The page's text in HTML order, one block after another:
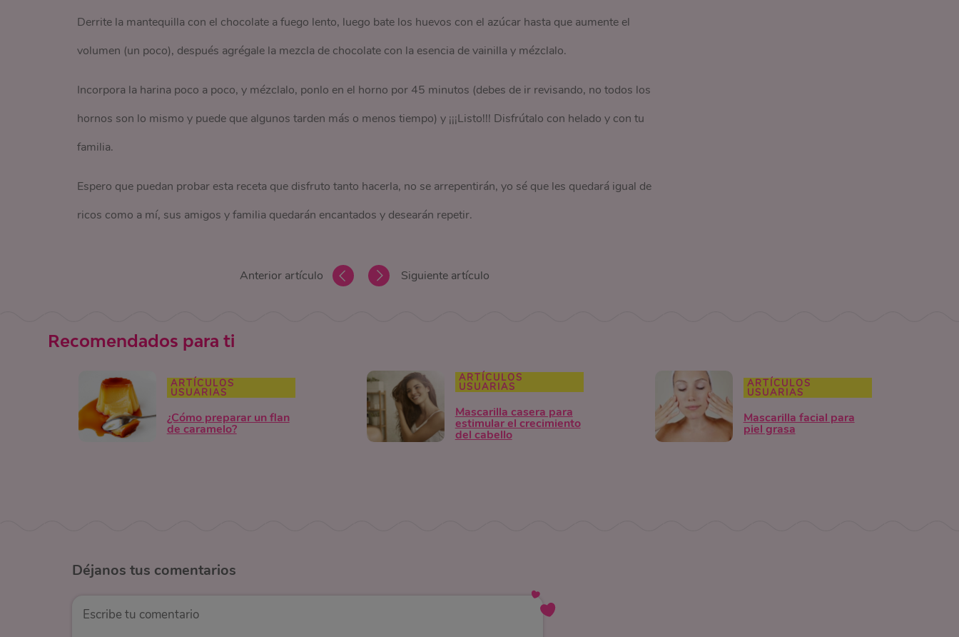
Derrite la mantequilla con el chocolate a fuego lento, luego bate los huevos con el azúcar hasta que aumente el
volumen (un poco), después agrégale la mezcla de chocolate con la esencia de vainilla y mézclalo.
Incorpora la harina poco a poco, y mézclalo, ponlo en el horno por 45 minutos (debes de ir revisando, no todos los
hornos son lo mismo y puede que algunos tarden más o menos tiempo) y ¡¡¡Listo!!! Disfrútalo con helado y con tu
familia.
Espero que puedan probar esta receta que disfruto tanto hacerla, no se arrepentirán, yo sé que les quedará igual de
ricos como a mí, sus amigos y familia quedarán encantados y desearán repetir.
Anterior artículo Siguiente artículo
Recomendados para ti
ARTÍCULOS
USUARIAS
¿Cómo preparar un flan
de caramelo?
ARTÍCULOS
USUARIAS
Mascarilla casera para
estimular el crecimiento
del cabello
ARTÍCULOS
USUARIAS
Mascarilla facial para
piel grasa
Déjanos tus comentarios